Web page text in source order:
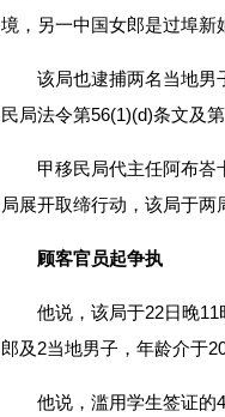
境，另一中国女郎是过埠新
该局也逮捕两名当地男子
民局法令第56(1)(d)条文及
甲移民局代主任阿布峇卡
局展开取缔行动，该局于两
顾客官员起争执
他说，该局于22日晚11
郎及2当地男子，年龄介于20
他说，滥用学生签证的4